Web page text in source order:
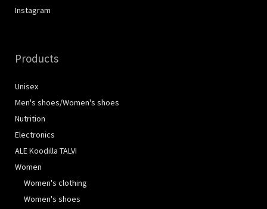
Instagram
Products
Unisex
Men's shoes/Women's shoes
Nutrition
Electronics
ALE Koodilla TALVI
Women
Women's clothing
Women's shoes